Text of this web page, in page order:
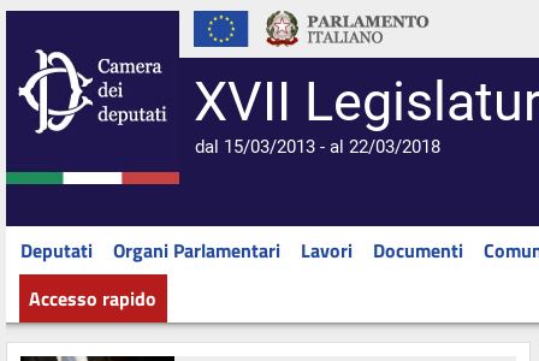
XVII
dal 15/03/2013 - al 22/03/2018
Deputati Organi Parlamentari Lavori Documenti
Accesso rapido